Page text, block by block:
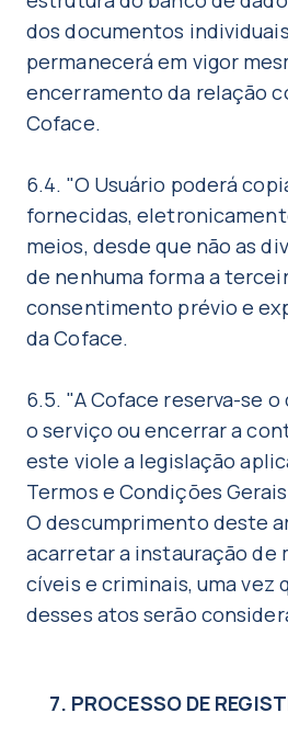
dos documentos
permanecerá em vigor
encerramento da relação
Coface.
6.4. "O Usuário poderá
fornecidas,
meios, desde que não as
de nenhuma forma a
consentimento prévio e
da Coface.
6.5. "A Coface reserva-se
o serviço ou encerrar a
este viole a legislação
Termos e Condições
O descumprimento deste
acarretar a instauração de
cíveis e criminais, uma vez
desses atos serão
7. PROCESSO DE